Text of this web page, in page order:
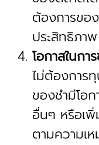
ต้องการขอ
ประสิทธิภาพ
โอกาสในกา
ไม่ต้องการ
ของชำมีโอ
อื่นๆ หรือเพิ่
ตามความเห